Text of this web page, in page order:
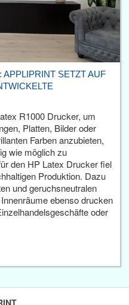
SETZT AUF
R1000 Drucker, um
Platten, Bilder oder
Farben anzubieten,
wie möglich zu
den HP Latex Drucker fiel
Produktion. Dazu
und geruchsneutralen
ebenso drucken
oder